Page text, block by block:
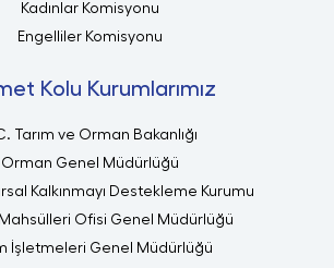
Kadınlar Komisyonu
Engelliler Komisyonu
Kolu Kurumlarımız
Tarım ve Orman Bakanlığı
Orman Genel Müdürlüğü
Kalkınmayı Destekleme Kurumu
Mahsülleri Ofisi Genel Müdürlüğü
İşletmeleri Genel Müdürlüğü